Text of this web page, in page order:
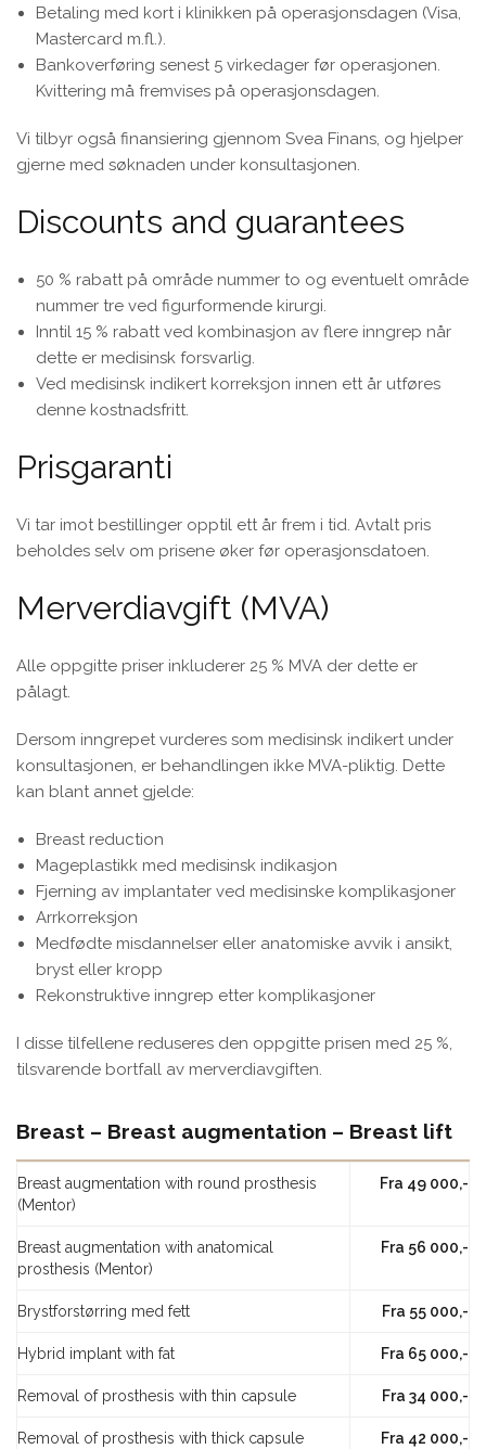
Betaling med kort i klinikken på operasjonsdagen (Visa,
Mastercard m.fl.).
Bankoverføring senest 5 virkedager før operasjonen.
Kvittering må fremvises på operasjonsdagen.
Vi tilbyr også finansiering gjennom Svea Finans, og hjelper
gjerne med søknaden under konsultasjonen.
Discounts and guarantees
50 % rabatt på område nummer to og eventuelt område
nummer tre ved figurformende kirurgi.
Inntil 15 % rabatt ved kombinasjon av flere inngrep når
dette er medisinsk forsvarlig.
Ved medisinsk indikert korreksjon innen ett år utføres
denne kostnadsfritt.
Prisgaranti
Vi tar imot bestillinger opptil ett år frem i tid. Avtalt pris
beholdes selv om prisene øker før operasjonsdatoen.
Merverdiavgift (MVA)
Alle oppgitte priser inkluderer 25 % MVA der dette er
pålagt.
Dersom inngrepet vurderes som medisinsk indikert under
konsultasjonen, er behandlingen ikke MVA-pliktig. Dette
kan blant annet gjelde:
Breast reduction
Mageplastikk med medisinsk indikasjon
Fjerning av implantater ved medisinske komplikasjoner
Arrkorreksjon
Medfødte misdannelser eller anatomiske avvik i ansikt,
bryst eller kropp
Rekonstruktive inngrep etter komplikasjoner
I disse tilfellene reduseres den oppgitte prisen med 25 %,
tilsvarende bortfall av merverdiavgiften.
Breast – Breast augmentation – Breast lift
Breast augmentation with round prosthesis
(Mentor)
Fra 49 000,-
Breast augmentation with anatomical
prosthesis (Mentor)
Fra 56 000,-
Brystforstørring med fett Fra 55 000,-
Hybrid implant with fat Fra 65 000,-
Removal of prosthesis with thin capsule Fra 34 000,-
Removal of prosthesis with thick capsule Fra 42 000,-